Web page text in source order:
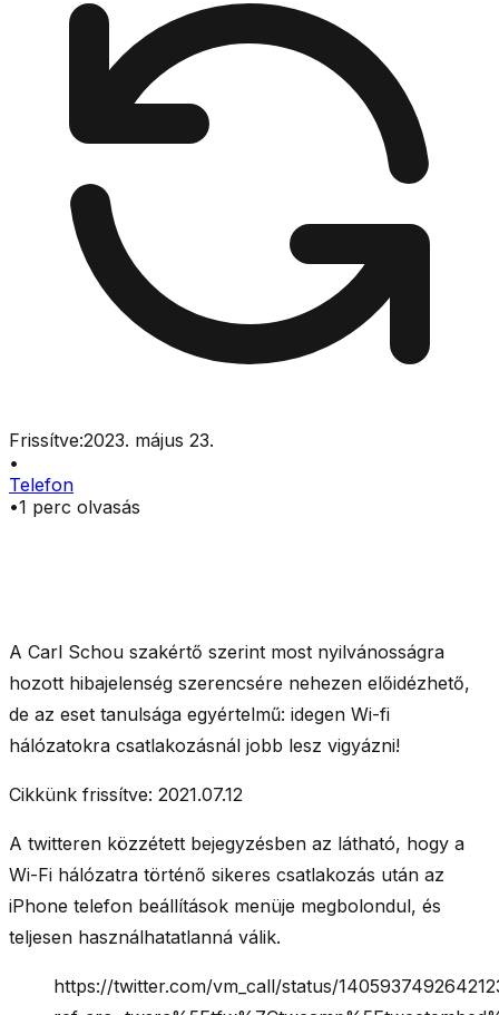
Frissítve:2023. május 23.
•
Telefon
•1 perc olvasás
A Carl Schou szakértő szerint most nyilvánosságra
hozott hibajelenség szerencsére nehezen előidézhető,
de az eset tanulsága egyértelmű: idegen Wi-fi
hálózatokra csatlakozásnál jobb lesz vigyázni!
Cikkünk frissítve: 2021.07.12
A twitteren közzétett bejegyzésben az látható, hogy a
Wi-Fi hálózatra történő sikeres csatlakozás után az
iPhone telefon beállítások menüje megbolondul, és
teljesen használhatatlanná válik.
https://twitter.com/vm_call/status/